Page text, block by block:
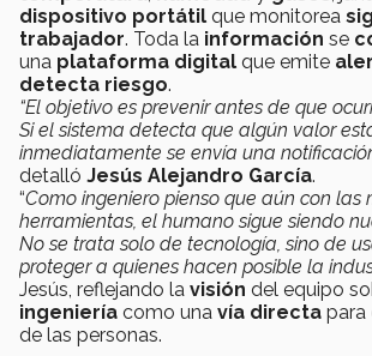
dispositivo portátil que monitorea
trabajador. Toda la información se
una plataforma digital que emite
detecta riesgo.
“El objetivo es prevenir antes de que
Si el sistema detecta que algún valor
inmediatamente se envía una
detalló Jesús Alejandro García.
“Como ingeniero pienso que aún con las
herramientas, el humano sigue siendo
No se trata solo de tecnología, sino de
proteger a quienes hacen posible la
Jesús, reflejando la visión del equipo
ingeniería como una vía directa para
de las personas.